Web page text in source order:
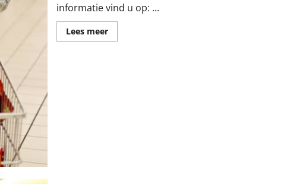
informatie vind u op: ...
Lees meerLees
meer